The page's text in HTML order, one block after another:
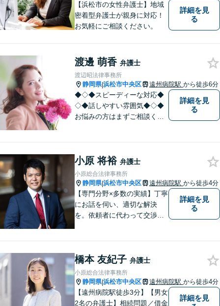
【浜松市の女性弁護士】地域
密着型弁護士が親身に対応！
お気軽にご相談ください。
詳細を見
る
渡邊 萌香 弁護士
渡辺昭法律事務所
静岡県|浜松市中央区 遠州病院駅 から徒歩6分
◆◇◆スピーディーな対応◆
◇◆話しやすい雰囲気◆◇◆
お悩みの方はまずご相談くだ
詳細を見
る
小原 将裕 弁護士
小原総合法律事務所
静岡県|浜松市中央区 遠州病院駅 から徒歩4分
【専門分野×多数の実績】丁寧
にお話を伺い、適切な解決
を。依頼者に代わって交渉・
法律事務所】
詳細を見
る
橋本 友紀子 弁護士
小原総合法律事務所
静岡県|浜松市中央区 遠州病院駅 から徒歩4分
【遠州病院駅徒歩3分】【男女
2名の弁護士】相続問題／借金
詳細を見